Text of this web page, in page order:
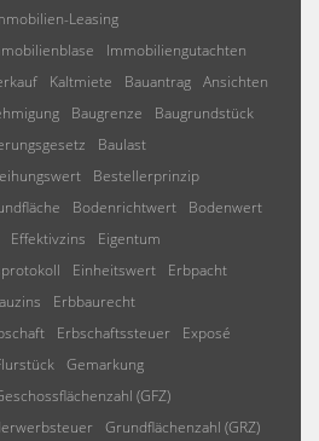
Leasing
Immobiliengutachten
Kaltmiete Bauantrag Ansichten
Baugrenze
Baugrundstück
Baulast
Bestellerprinzip
Bodenrichtwert
Bodenwert
Effektivzins
Eigentum
Einheitswert
Erbpacht
Erbbaurecht
Erbschaftssteuer
Exposé
Gemarkung
(GFZ)
Grundflächenzahl (GRZ)